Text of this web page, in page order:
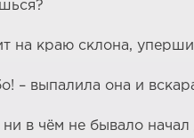
на краю склона,
– выпалила она и
ни в чём не бывало